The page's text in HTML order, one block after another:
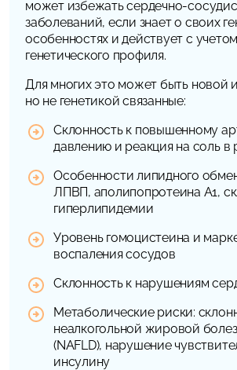
может избежать сердечно-
заболеваний, если знает о своих
особенностях и действует с
генетического профиля.
Для многих это может быть новой
но не генетикой связанные:
Склонность к повышенному
давлению и реакция на соль в
Особенности липидного
ЛПВП, аполипопротеина А1,
гиперлипидемии
Уровень гомоцистеина и
воспаления сосудов
Склонность к нарушениям
Метаболические риски:
неалкогольной жировой
(NAFLD), нарушение
инсулину